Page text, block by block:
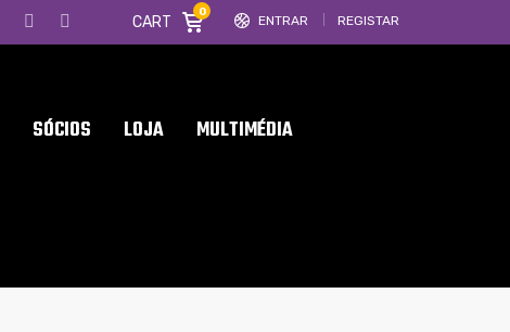
ENTRAR REGISTAR
CART
0
SÓCIOS LOJA MULTIMÉDIA